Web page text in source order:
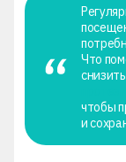
Что
чтобы
и